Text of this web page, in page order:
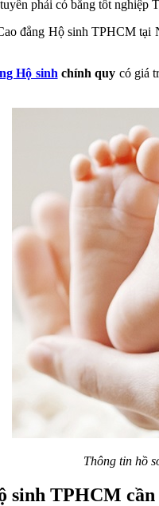
phải có bằng tốt
đẳng Hộ sinh TPHCM tại
Hộ sinh chính quy có giá
Thông tin hồ
sinh TPHCM